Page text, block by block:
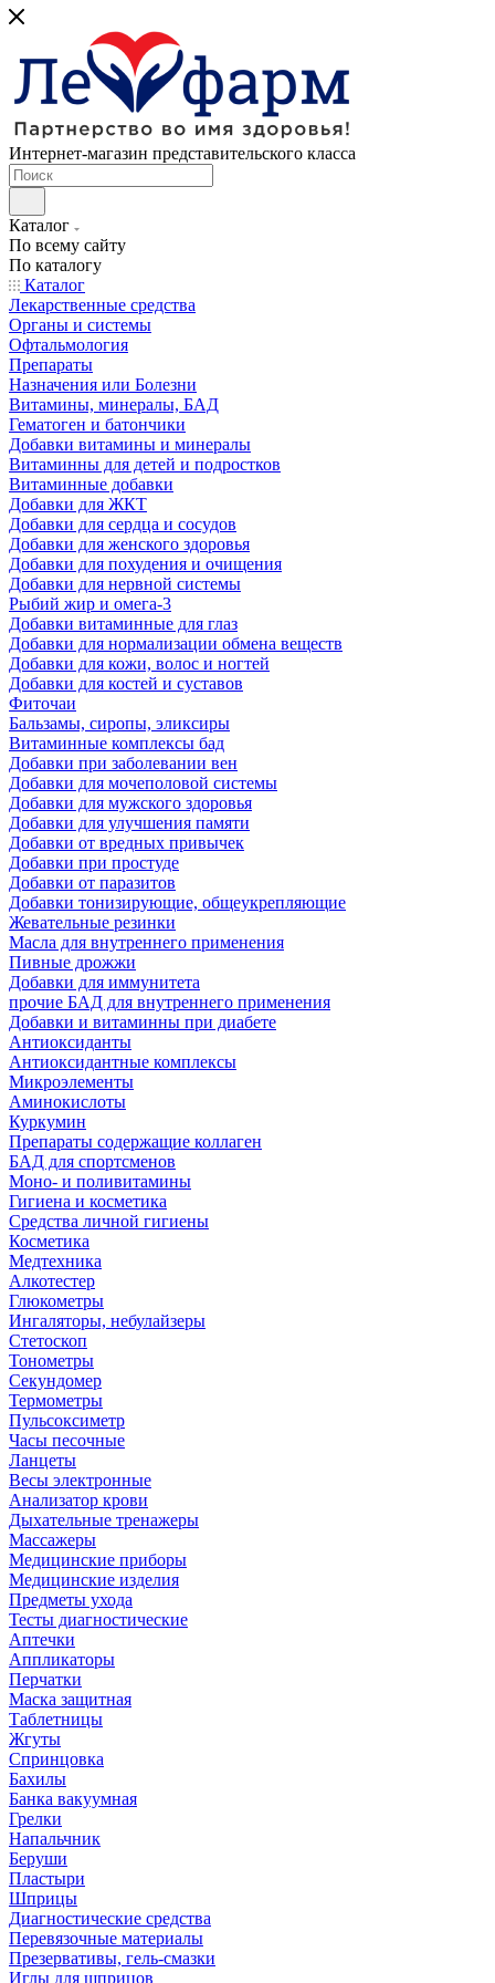
Интернет-магазин представительского класса
Каталог
По всему сайту
По каталогу
Каталог
Лекарственные средства
Органы и системы
Офтальмология
Препараты
Назначения или Болезни
Витамины, минералы, БАД
Гематоген и батончики
Добавки витамины и минералы
Витаминны для детей и подростков
Витаминные добавки
Добавки для ЖКТ
Добавки для сердца и сосудов
Добавки для женского здоровья
Добавки для похудения и очищения
Добавки для нервной системы
Рыбий жир и омега-3
Добавки витаминные для глаз
Добавки для нормализации обмена веществ
Добавки для кожи, волос и ногтей
Добавки для костей и суставов
Фиточаи
Бальзамы, сиропы, эликсиры
Витаминные комплексы бад
Добавки при заболевании вен
Добавки для мочеполовой системы
Добавки для мужского здоровья
Добавки для улучшения памяти
Добавки от вредных привычек
Добавки при простуде
Добавки от паразитов
Добавки тонизирующие, общеукрепляющие
Жевательные резинки
Масла для внутреннего применения
Пивные дрожжи
Добавки для иммунитета
прочие БАД для внутреннего применения
Добавки и витаминны при диабете
Антиоксиданты
Антиоксидантные комплексы
Микроэлементы
Аминокислоты
Куркумин
Препараты содержащие коллаген
БАД для спортсменов
Моно- и поливитамины
Гигиена и косметика
Средства личной гигиены
Косметика
Медтехника
Алкотестер
Глюкометры
Ингаляторы, небулайзеры
Стетоскоп
Тонометры
Секундомер
Термометры
Пульсоксиметр
Часы песочные
Ланцеты
Весы электронные
Анализатор крови
Дыхательные тренажеры
Массажеры
Медицинские приборы
Медицинские изделия
Предметы ухода
Тесты диагностические
Аптечки
Аппликаторы
Перчатки
Маска защитная
Таблетницы
Жгуты
Спринцовка
Бахилы
Банка вакуумная
Грелки
Напальчник
Беруши
Пластыри
Шприцы
Диагностические средства
Перевязочные материалы
Презервативы, гель-смазки
Иглы для шприцов